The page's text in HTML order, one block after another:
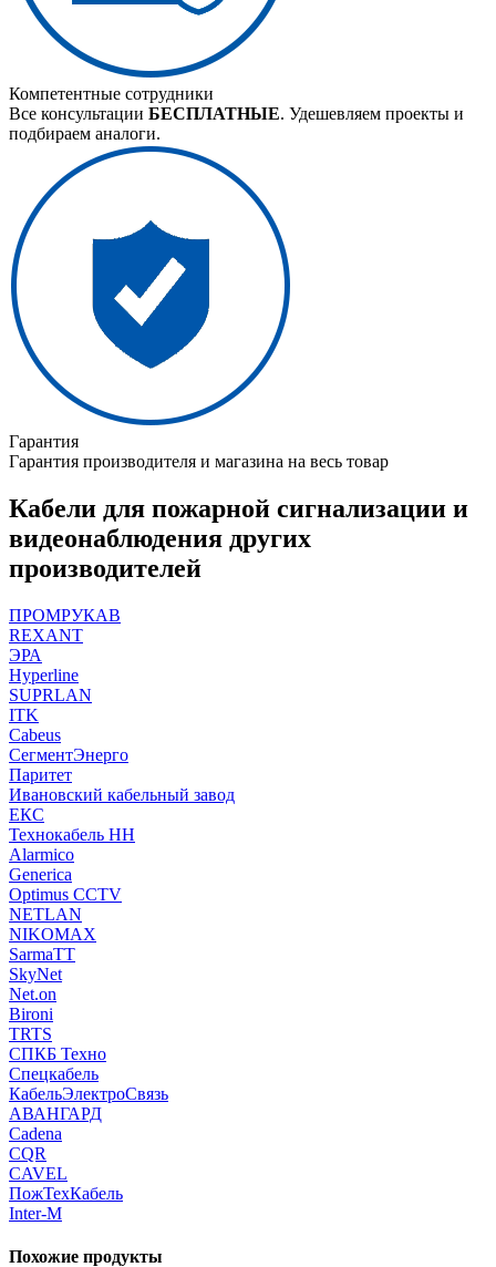
Компетентные сотрудники
Все консультации БЕСПЛАТНЫЕ. Удешевляем проекты и
подбираем аналоги.
Гарантия
Гарантия производителя и магазина на весь товар
Кабели для пожарной сигнализации и
видеонаблюдения других
производителей
ПРОМРУКАВ
REXANT
ЭРА
Hyperline
SUPRLAN
ITK
Cabeus
СегментЭнерго
Паритет
Ивановский кабельный завод
ЕКС
Технокабель НН
Alarmico
Generica
Optimus CCTV
NETLAN
NIKOMAX
SarmaTT
SkyNet
Net.on
Bironi
TRTS
СПКБ Техно
Спецкабель
КабельЭлектроСвязь
АВАНГАРД
Cadena
CQR
CAVEL
ПожТехКабель
Inter-M
Похожие продукты